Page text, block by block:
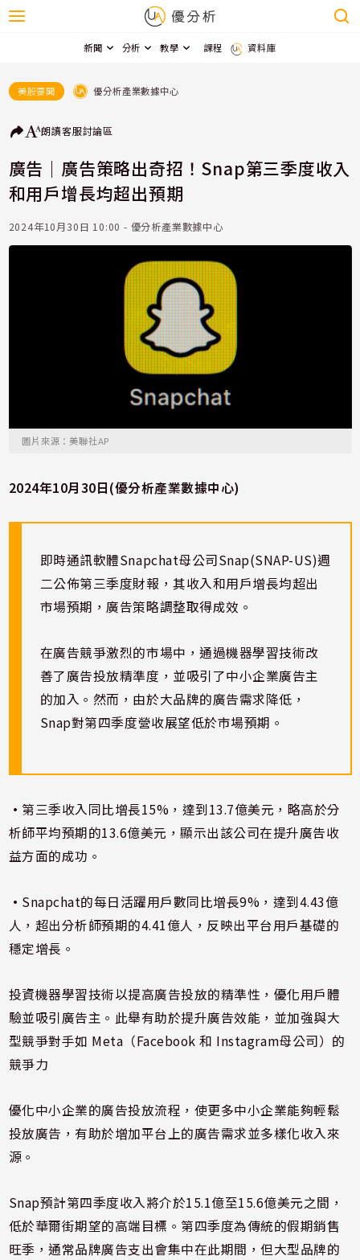
新聞 分析 教學 課程 資料庫
美股要聞 優分析產業數據中心
朗讀客服討論區
廣告｜廣告策略出奇招！Snap第三季度收入
和用戶增長均超出預期
2024年10月30日 10:00 - 優分析產業數據中心
圖片來源：美聯社AP
2024年10月30日(優分析產業數據中心)
即時通訊軟體Snapchat母公司Snap(SNAP-US)週
二公佈第三季度財報，其收入和用戶增長均超出
市場預期，廣告策略調整取得成效。
在廣告競爭激烈的市場中，通過機器學習技術改
善了廣告投放精準度，並吸引了中小企業廣告主
的加入。然而，由於大品牌的廣告需求降低，
Snap對第四季度營收展望低於市場預期。
• 第三季收入同比增長15%，達到13.7億美元，略高於分
析師平均預期的13.6億美元，顯示出該公司在提升廣告收
益方面的成功。
• Snapchat的每日活躍用戶數同比增長9%，達到4.43億
人，超出分析師預期的4.41億人，反映出平台用戶基礎的
穩定增長。
投資機器學習技術以提高廣告投放的精準性，優化用戶體
驗並吸引廣告主。此舉有助於提升廣告效能，並加強與大
型競爭對手如 Meta（Facebook 和 Instagram母公司）的
競爭力
優化中小企業的廣告投放流程，使更多中小企業能夠輕鬆
投放廣告，有助於增加平台上的廣告需求並多樣化收入來
源。
Snap預計第四季度收入將介於15.1億至15.6億美元之間，
低於華爾街期望的高端目標。第四季度為傳統的假期銷售
旺季，通常品牌廣告支出會集中在此期間，但大型品牌的